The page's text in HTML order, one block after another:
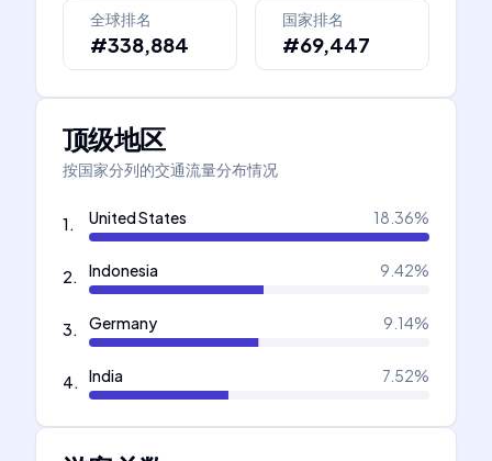
全球排名
#338,884
国家排名
#69,447
顶级地区
按国家分列的交通流量分布情况
1. United States 18.36%
2. Indonesia 9.42%
3. Germany 9.14%
4. India 7.52%